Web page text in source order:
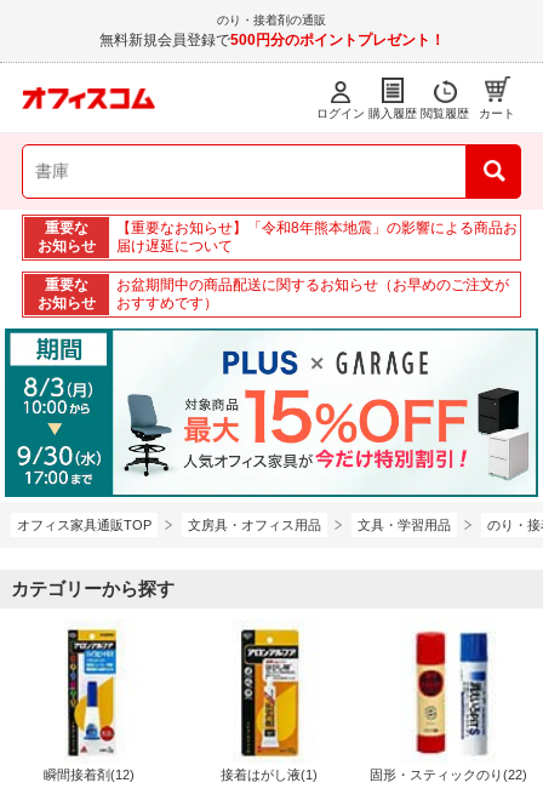
のり・接着剤の通販
無料新規会員登録で500円分のポイントプレゼント！
ログイン 購入履歴 閲覧履歴 カート
重要な
お知らせ
【重要なお知らせ】「令和8年熊本地震」の影響による商品お
届け遅延について
重要な
お知らせ
お盆期間中の商品配送に関するお知らせ（お早めのご注文が
おすすめです）
オフィス家具通販TOP 文房具・オフィス用品 文具・学習用品 のり・接
カテゴリーから探す
瞬間接着剤(12) 接着はがし液(1) 固形・スティックのり(22)